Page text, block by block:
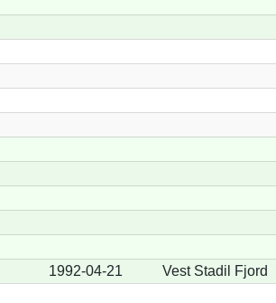
1992-04-21 Vest Stadil Fjord